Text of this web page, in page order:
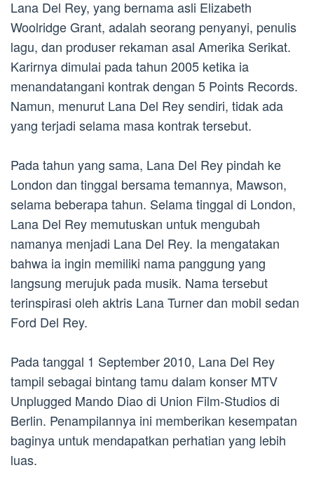
Lana Del Rey, yang bernama asli Elizabeth
Woolridge Grant, adalah seorang penyanyi, penulis
lagu, dan produser rekaman asal Amerika Serikat.
Karirnya dimulai pada tahun 2005 ketika ia
menandatangani kontrak dengan 5 Points Records.
Namun, menurut Lana Del Rey sendiri, tidak ada
yang terjadi selama masa kontrak tersebut.
Pada tahun yang sama, Lana Del Rey pindah ke
London dan tinggal bersama temannya, Mawson,
selama beberapa tahun. Selama tinggal di London,
Lana Del Rey memutuskan untuk mengubah
namanya menjadi Lana Del Rey. Ia mengatakan
bahwa ia ingin memiliki nama panggung yang
langsung merujuk pada musik. Nama tersebut
terinspirasi oleh aktris Lana Turner dan mobil sedan
Ford Del Rey.
Pada tanggal 1 September 2010, Lana Del Rey
tampil sebagai bintang tamu dalam konser MTV
Unplugged Mando Diao di Union Film-Studios di
Berlin. Penampilannya ini memberikan kesempatan
baginya untuk mendapatkan perhatian yang lebih
luas.